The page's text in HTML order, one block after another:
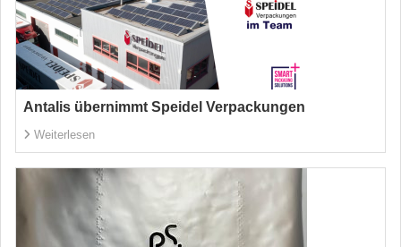
Antalis übernimmt Speidel Verpackungen
Weiterlesen